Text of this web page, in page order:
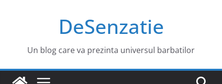
DeSenzatie
Un blog care va prezinta universul barbatilor